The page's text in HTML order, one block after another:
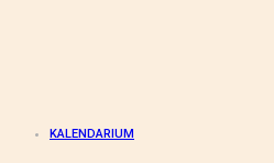
KALENDARIUM